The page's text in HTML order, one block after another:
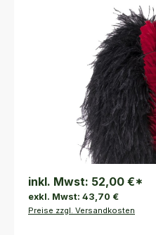
Bildergalerie überspringen
inkl. Mwst: 52,00 €*
exkl. Mwst: 43,70 €
Preise zzgl. Versandkosten